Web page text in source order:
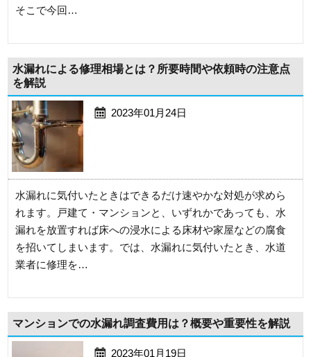
そこで今回…
水漏れによる修理相場とは？所要時間や依頼時の注意点
を解説
2023年01月24日
水漏れに気付いたときはできるだけ速やかな対処が求めら
れます。戸建て・マンションと、いずれかであっても、水
漏れを放置すれば床への浸水による床材や家屋などの腐食
を招いてしまいます。では、水漏れに気付いたとき、水道
業者に修理を…
マンションでの水漏れ調査費用は？概要や重要性を解説
2023年01月19日